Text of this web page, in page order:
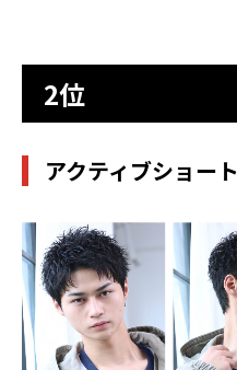
2位
アクティブショート